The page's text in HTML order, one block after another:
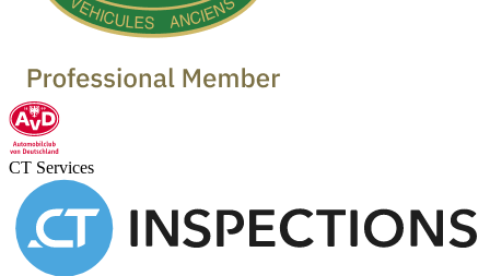
CT Services